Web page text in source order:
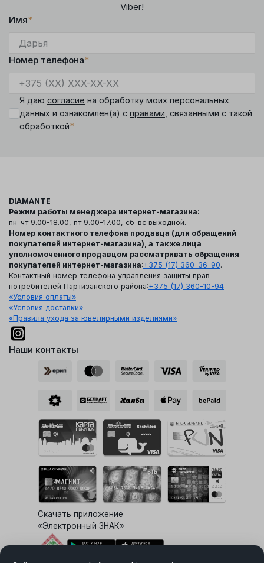
Viber!
Имя*
Номер телефона*
Я даю согласие на обработку моих персональных
данных и ознакомлен(а) с правами , связанными с такой
обработкой*
DIAMANTE
Режим работы менеджера интернет-магазина:
пн-чт 9.00-18.00, пт 9.00-17.00, сб-вс выходной.
Номер контактного телефона продавца (для обращений
покупателей интернет-магазина), а также лица
уполномоченного продавцом рассматривать обращения
покупателей интернет-магазина:+375 (17) 360-36-90.
Контактный номер телефона управления защиты прав
потребителей Партизанского района:+375 (17) 360-10-94
«Условия оплаты»
«Условия доставки»
«Правила ухода за ювелирными изделиями»
Наши контакты
Скачать приложение
«Электронный ЗНАК»